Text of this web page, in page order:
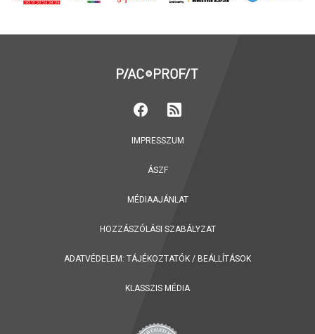
IMPRESSZUM
ÁSZF
MÉDIAAJÁNLAT
HOZZÁSZÓLÁSI SZABÁLYZAT
ADATVÉDELEM: TÁJÉKOZTATÓK / BEÁLLÍTÁSOK
KLASSZIS MÉDIA